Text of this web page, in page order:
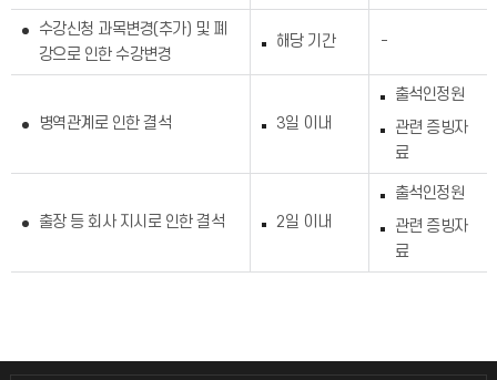
수강신청 과목변경(추가) 및 폐
강으로 인한 수강변경
해당 기간 -
병역관계로 인한 결석 3일 이내
출석인정원
관련 증빙자
료
출장 등 회사 지시로 인한 결석 2일 이내
출석인정원
관련 증빙자
료